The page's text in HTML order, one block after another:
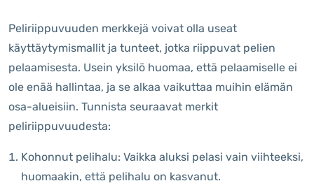
Peliriippuvuuden merkkejä voivat olla useat
käyttäytymismallit ja tunteet, jotka riippuvat pelien
pelaamisesta. Usein yksilö huomaa, että pelaamiselle ei
ole enää hallintaa, ja se alkaa vaikuttaa muihin elämän
osa-alueisiin. Tunnista seuraavat merkit
peliriippuvuudesta:
Kohonnut pelihalu: Vaikka aluksi pelasi vain viihteeksi,
huomaakin, että pelihalu on kasvanut.